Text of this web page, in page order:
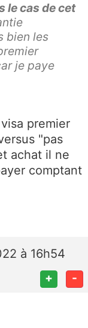
le cas de cet
bien les
je paye
premier
"pas
achat il ne
comptant
à 16h54
+ -